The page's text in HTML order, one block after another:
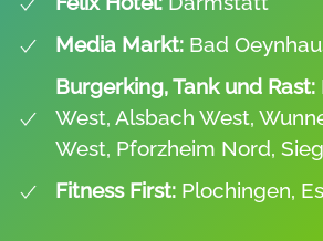
Media Markt: Bad
Burgerking, Tank und Rast:
West, Alsbach West,
West, Pforzheim Nord,
Fitness First: Plochingen,